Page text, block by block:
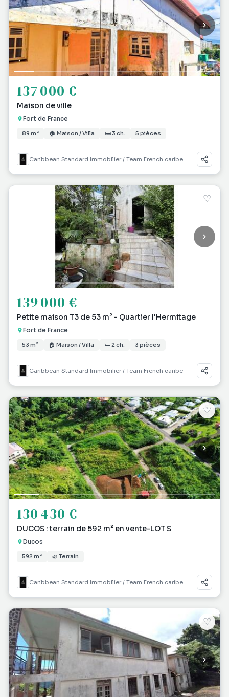
137 000 €
Maison de ville
Fort de France
89 m² 🏠 Maison / Villa 🛏 3 ch. 5 pièces
Caribbean Standard Immobilier / Team French caribe
♡
139 000 €
Petite maison T3 de 53 m² - Quartier l'Hermitage
Fort de France
53 m² 🏠 Maison / Villa 🛏 2 ch. 3 pièces
Caribbean Standard Immobilier / Team French caribe
♡
130 430 €
DUCOS : terrain de 592 m² en vente-LOT S
Ducos
592 m² 🌿 Terrain
Caribbean Standard Immobilier / Team French caribe
♡